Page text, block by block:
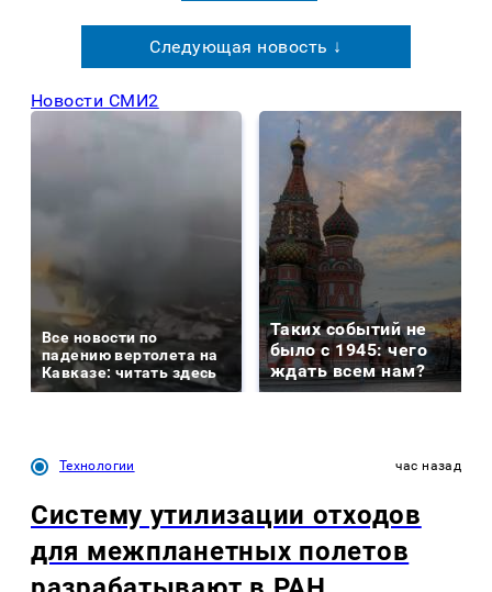
Следующая новость ↓
Новости СМИ2
Все новости по
падению вертолета на
Кавказе: читать здесь
Таких событий не
было с 1945: чего
ждать всем нам?
Технологии час назад
Систему утилизации отходов
для межпланетных полетов